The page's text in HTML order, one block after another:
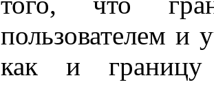
пользователем и
как и границу